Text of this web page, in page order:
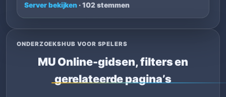
Server bekijken · 102 stemmen
ONDERZOEKSHUB VOOR SPELERS
MU Online-gidsen, filters en
gerelateerde pagina’s